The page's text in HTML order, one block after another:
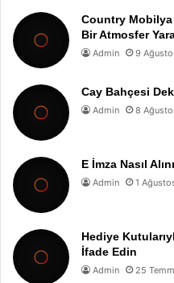
Country
Bir Atmosfer
Admin 9
Cay Bahçesi
Admin 8
E İmza Nasıl
Admin 1
Hediye
İfade Edin
Admin 25